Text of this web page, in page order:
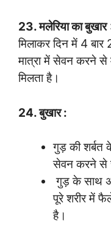
23. मलेरिया का बुखार
मिलाकर दिन में 4
मात्रा में सेवन करने से
मिलता है।
24. बुखार :
गुड़ की शर्बत
सेवन करने से
गुड़ के साथ
पूरे शरीर में
है।